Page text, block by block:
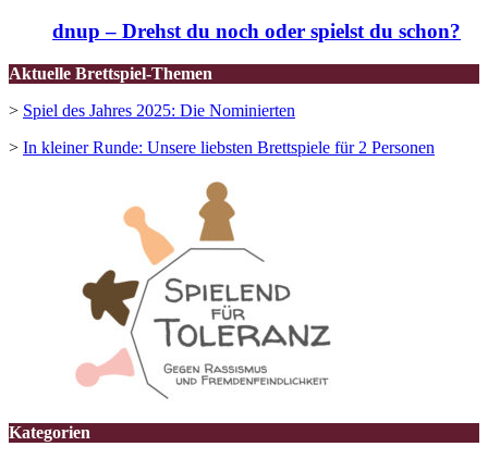
dnup – Drehst du noch oder spielst du schon?
Aktuelle Brettspiel-Themen
> Spiel des Jahres 2025: Die Nominierten
> In kleiner Runde: Unsere liebsten Brettspiele für 2 Personen
Kategorien